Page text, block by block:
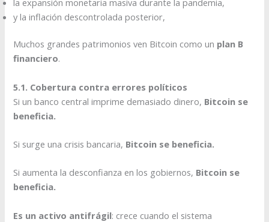
y la inflación descontrolada posterior,
Muchos grandes patrimonios ven Bitcoin como un plan B
financiero.
5.1. Cobertura contra errores políticos
Si un banco central imprime demasiado dinero, Bitcoin se
beneficia.
Si surge una crisis bancaria, Bitcoin se beneficia.
Si aumenta la desconfianza en los gobiernos, Bitcoin se
beneficia.
Es un activo antifrágil: crece cuando el sistema